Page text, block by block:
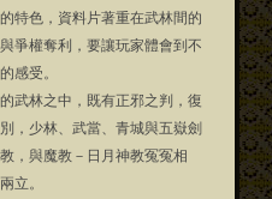
特色，資料片著重在武林間的
爭權奪利，要讓玩家體會到不
感受。
林之中，既有正邪之判，復
，少林、武當、青城與五嶽劍
，與魔教－日月神教冤冤相
立。